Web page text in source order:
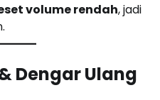
volume rendah, jadi
Dengar Ulang